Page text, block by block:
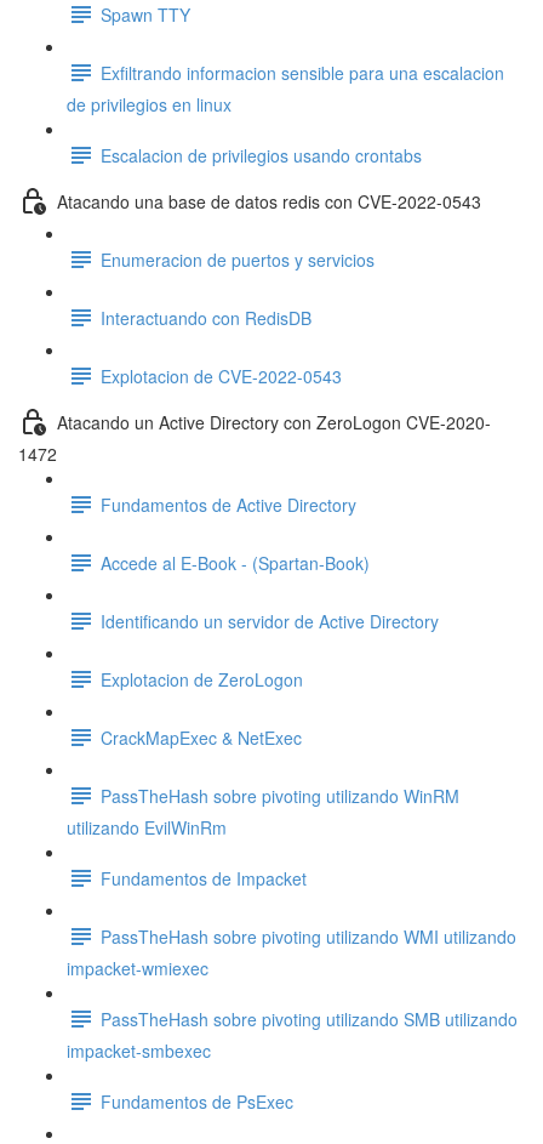
Spawn TTY
Exfiltrando informacion sensible para una escalacion
de privilegios en linux
Escalacion de privilegios usando crontabs
Atacando una base de datos redis con CVE-2022-0543
Enumeracion de puertos y servicios
Interactuando con RedisDB
Explotacion de CVE-2022-0543
Atacando un Active Directory con ZeroLogon CVE-2020-
1472
Fundamentos de Active Directory
Accede al E-Book - (Spartan-Book)
Identificando un servidor de Active Directory
Explotacion de ZeroLogon
CrackMapExec & NetExec
PassTheHash sobre pivoting utilizando WinRM
utilizando EvilWinRm
Fundamentos de Impacket
PassTheHash sobre pivoting utilizando WMI utilizando
impacket-wmiexec
PassTheHash sobre pivoting utilizando SMB utilizando
impacket-smbexec
Fundamentos de PsExec